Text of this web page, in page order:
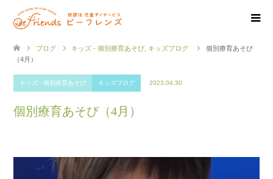
ブログ キッズ - 個別療育あそび キッズブログ
個別療育あそび
（4月）
キッズ - 個別療育あそび キッズブログ 2023.04.30
個別療育あそび（4月）